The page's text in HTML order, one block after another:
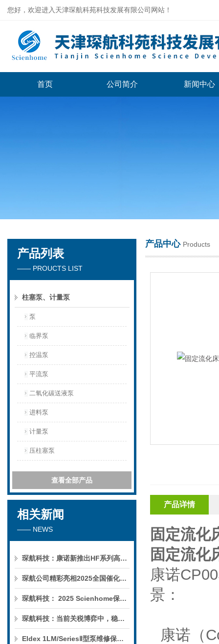
您好，欢迎进入天津琛航科苑科技发展有限公司网站！
天津琛航科苑科技发展有限公司
首页 公司简介 新闻中心
产品列表
—— PROUCTS LIST
柱塞泵、计量泵
泵
临界泵
控温泵
平流泵
二氧化碳送液泵
进料泵
计量泵
压柱塞泵
查看全部产品
相关新闻
—— NEWS
琛航科技：康诺新推出HF系列高压恒流泵
琛航公司精彩亮相2025全国催化学术会议
琛航科技： 2025 Scienhome保护柱年中赠送活动
琛航科技：当前关税博弈中，稳定的货源可解您燃眉之急
Eldex 1LM/SeriesⅡ型泵维修保养服务
产品中心 Products
产品详情
固定流化
固定流化
康诺
景：
康诺（